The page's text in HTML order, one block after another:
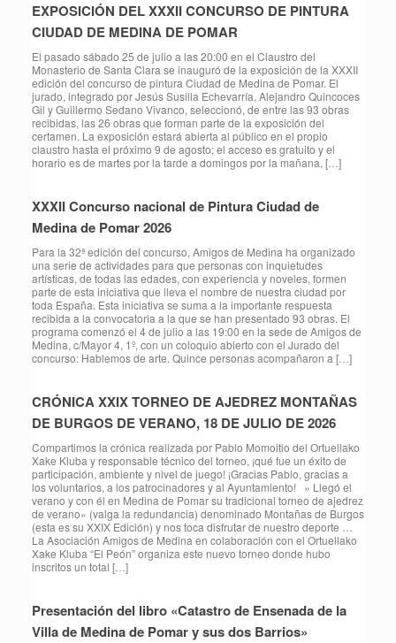
EXPOSICIÓN DEL XXXII CONCURSO DE PINTURA
CIUDAD DE MEDINA DE POMAR
El pasado sábado 25 de julio a las 20:00 en el Claustro del
Monasterio de Santa Clara se inauguró de la exposición de la XXXII
edición del concurso de pintura Ciudad de Medina de Pomar. El
jurado, integrado por Jesús Susilla Echevarría, Alejandro Quincoces
Gil y Guillermo Sedano Vivanco, seleccionó, de entre las 93 obras
recibidas, las 26 obras que forman parte de la exposición del
certamen. La exposición estará abierta al público en el propio
claustro hasta el próximo 9 de agosto; el acceso es gratuito y el
horario es de martes por la tarde a domingos por la mañana, […]
XXXII Concurso nacional de Pintura Ciudad de
Medina de Pomar 2026
Para la 32ª edición del concurso, Amigos de Medina ha organizado
una serie de actividades para que personas con inquietudes
artísticas, de todas las edades, con experiencia y noveles, formen
parte de esta iniciativa que lleva el nombre de nuestra ciudad por
toda España. Esta iniciativa se suma a la importante respuesta
recibida a la convocatoria a la que se han presentado 93 obras. El
programa comenzó el 4 de julio a las 19:00 en la sede de Amigos de
Medina, c/Mayor 4, 1º, con un coloquio abierto con el Jurado del
concurso: Hablemos de arte. Quince personas acompañaron a […]
CRÓNICA XXIX TORNEO DE AJEDREZ MONTAÑAS
DE BURGOS DE VERANO, 18 DE JULIO DE 2026
Compartimos la crónica realizada por Pablo Momoitio del Ortuellako
Xake Kluba y responsable técnico del torneo, ¡qué fue un éxito de
participación, ambiente y nivel de juego! ¡Gracias Pablo, gracias a
los voluntarios, a los patrocinadores y al Ayuntamiento! » Llegó el
verano y con él en Medina de Pomar su tradicional torneo de ajedrez
de verano» (valga la redundancia) denominado Montañas de Burgos
(esta es su XXIX Edición) y nos toca disfrutar de nuestro deporte …
La Asociación Amigos de Medina en colaboración con el Ortuellako
Xake Kluba “El Peón” organiza este nuevo torneo donde hubo
inscritos un total […]
Presentación del libro «Catastro de Ensenada de la
Villa de Medina de Pomar y sus dos Barrios»